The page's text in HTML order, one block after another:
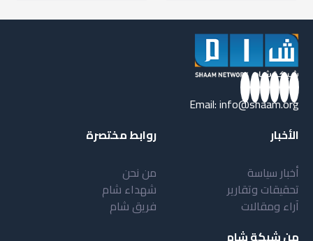
Email:info@shaam.org
الأخبار
أخبار سياسة
تحقيقات وتقارير
آراء ومقالات
روابط مختصرة
من نحن
شهداء شام
فريق شام